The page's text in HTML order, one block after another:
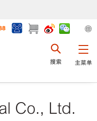
主菜单
搜索
Co., Ltd.